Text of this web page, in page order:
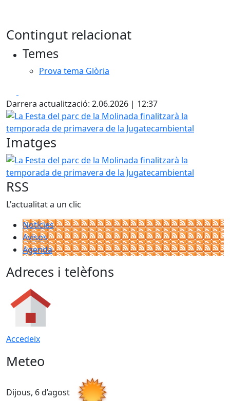
Contingut relacionat
Temes
Prova tema Glòria
Darrera actualització: 2.06.2026 | 12:37
La Festa del parc de la Molinada finalitzarà la temporada
Imatges
La Festa del parc de la Molinada finalitzarà la temporada
RSS
L'actualitat a un clic
Notícies
Avisos
Agenda
Adreces i telèfons
Accedeix
Meteo
Dijous, 6 d’agost